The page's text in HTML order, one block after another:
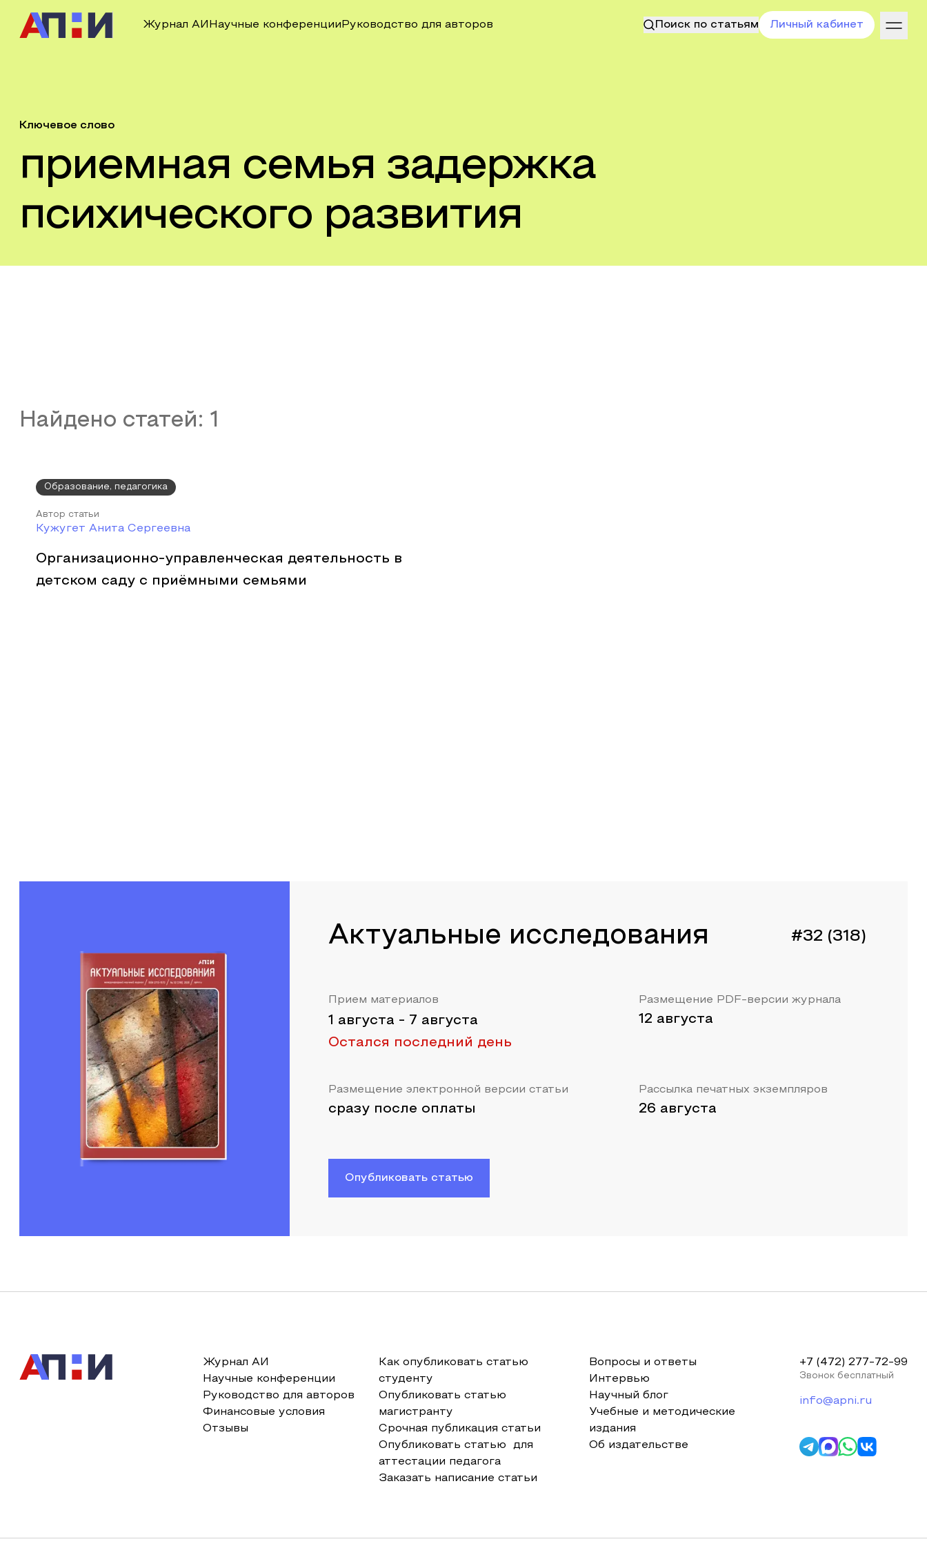
Журнал АИ Научные конференции Руководство для авторов Поиск по статьям Личный кабинет
Ключевое слово
приемная семья задержка
психического развития
Найдено статей: 1
Образование, педагогика
Автор статьи
Кужугет Анита Сергеевна
Организационно-управленческая деятельность в
детском саду с приёмными семьями
Актуальные исследования #32 (318)
Прием материалов
1 августа - 7 августа
Остался последний день
Размещение PDF-версии журнала
12 августа
Размещение электронной версии статьи
сразу после оплаты
Рассылка печатных экземпляров
26 августа
Опубликовать статью
Журнал АИ
Научные конференции
Руководство для авторов
Финансовые условия
Отзывы
Как опубликовать статью
студенту
Опубликовать статью
магистранту
Срочная публикация статьи
Опубликовать статью для
аттестации педагога
Заказать написание статьи
Вопросы и ответы
Интервью
Научный блог
Учебные и методические
издания
Об издательстве
+7 (472) 277-72-99
Звонок бесплатный
info@apni.ru